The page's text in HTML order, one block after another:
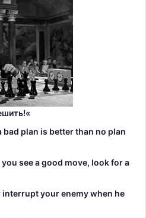
bad plan is better than no plan
see a good move, look for a
interrupt your enemy when he